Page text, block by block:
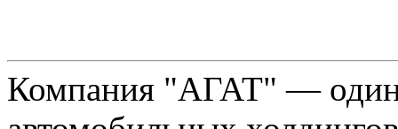
Компания "АГАТ" —